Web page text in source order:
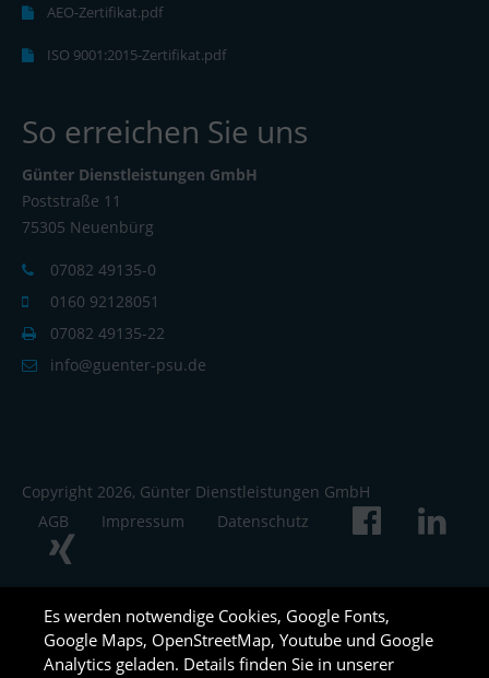
AEO-Zertifikat.pdf
ISO 9001:2015-Zertifikat.pdf
So erreichen Sie uns
Günter Dienstleistungen GmbH
Poststraße 11
75305 Neuenbürg
07082 49135-0
0160 92128051
07082 49135-22
info@guenter-psu.de
Copyright 2026, Günter Dienstleistungen GmbH
AGB
Impressum Datenschutz
Es werden notwendige Cookies, Google Fonts,
Google Maps, OpenStreetMap, Youtube und Google
Analytics geladen. Details finden Sie in unserer